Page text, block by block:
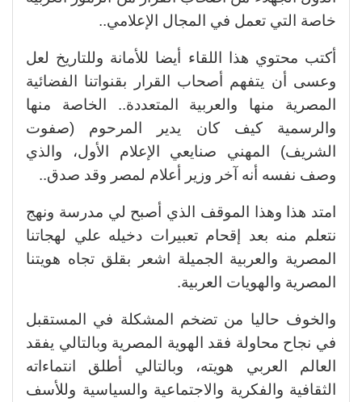
خاصة التي تعمل في المجال الإعلامي..
أكتب محتوي هذا اللقاء أيضا للأمانة وللتاريخ لعل
وعسى أن يتفهم أصحاب القرار بقنواتنا الفضائية
المصرية منها والعربية المتعددة.. الخاصة منها
والرسمية كيف كان يدير المرحوم (صفوت
الشريف) المهني صنايعي الإعلام الأول، والذي
وصف نفسه أنه آخر وزير أعلام لمصر وقد صدق..
امتد هذا وهذا الموقف الذي أصبح لي مدرسة ونهج
نتعلم منه بعد إقحام تعبيرات دخيله علي لهجاتنا
المصرية والعربية الجميلة اشعر بقلق تجاه هويتنا
المصرية والهويات العربية.
والخوف حاليا من تضخم المشكلة في المستقبل
في نجاح محاولة فقد الهوية المصرية وبالتالي يفقد
العالم العربي هويته، وبالتالي أطلق انتماءاته
الثقافية والفكرية والاجتماعية والسياسية وللأسف